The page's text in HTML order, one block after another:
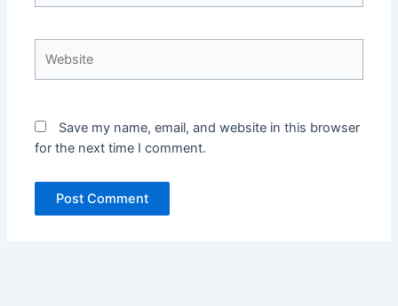
Save my name, email, and website in this browser
for the next time I comment.